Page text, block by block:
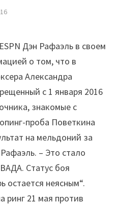
Дэн Рафаэль в своем
о том, что в
Александра
с 1 января 2016
знакомые с
проба Поветкина
на мельдоний за
– Это стало
Статус боя
остается неясным“.
ринг 21 мая против